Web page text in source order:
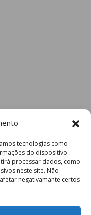
tecnologias como
do dispositivo.
processar dados, como
neste site. Não
negativamante certos